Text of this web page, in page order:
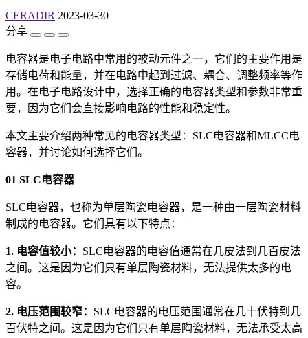
CERADIR 2023-03-30
分享
电容器是电子电路中常用的被动元件之一，它们的主要作用是
存储电荷和能量，并在电路中起到过滤、耦合、调整频率等作
用。在电子电路设计中，选择正确的电容器类型和参数非常重
要，因为它们会直接影响电路的性能和稳定性。
本文主要介绍两种常见的电容器类型：SLC电容器和MLCC电
容器，并讨论如何选择它们。
01 SLC电容器
SLC电容器，也称为单层陶瓷电容器，是一种由一层陶瓷材料
制成的电容器。它们具有以下特点：
1. 电容值较小： SLC电容器的电容值通常在几皮法到几百皮法
之间。这是因为它们只有单层陶瓷材料，无法提供太多的电
容。
2. 电压范围较窄： SLC电容器的电压范围通常在几十伏特到几
百伏特之间。这是因为它们只有单层陶瓷材料，无法承受太高